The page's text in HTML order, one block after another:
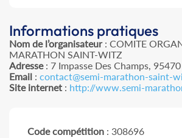
Informations pratiques
Nom de l’organisateur: COMITE
MARATHON SAINT-WITZ
Adresse: 7 Impasse Des Champs,
Email : contact@semi-marathon-saint-
Site internet : http://www.semi-
Code compétition : 308696